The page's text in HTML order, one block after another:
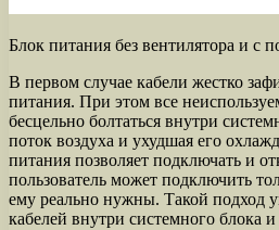
Блок питания без вентилятора и с
В первом случае кабели жестко
питания. При этом все
бесцельно болтаться внутри
поток воздуха и ухудшая его
питания позволяет подключать и
пользователь может подключить
ему реально нужны. Такой подход
кабелей внутри системного блока